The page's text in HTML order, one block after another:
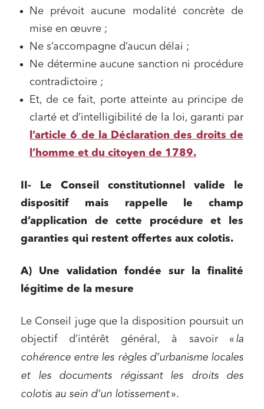
Ne prévoit aucune modalité concrète de
mise en œuvre ;
Ne s’accompagne d’aucun délai ;
Ne détermine aucune sanction ni procédure
contradictoire ;
Et, de ce fait, porte atteinte au principe de
clarté et d’intelligibilité de la loi, garanti par
l’article 6 de la Déclaration des droits de
l’homme et du citoyen de 1789.
II- Le Conseil constitutionnel valide le
dispositif mais rappelle le champ
d’application de cette procédure et les
garanties qui restent offertes aux colotis.
A) Une validation fondée sur la finalité
légitime de la mesure
Le Conseil juge que la disposition poursuit un
objectif d’intérêt général, à savoir « la
cohérence entre les règles d’urbanisme locales
et les documents régissant les droits des
colotis au sein d’un lotissement».